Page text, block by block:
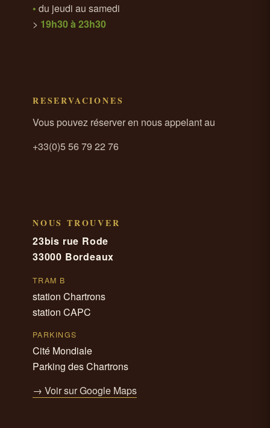
• du jeudi au samedi
> 19h30 à 23h30
RESERVACIONES
Vous pouvez réserver en nous appelant au
+33(0)5 56 79 22 76
NOUS TROUVER
23bis rue Rode
33000 Bordeaux
TRAM B
station Chartrons
station CAPC
PARKINGS
Cité Mondiale
Parking des Chartrons
→ Voir sur Google Maps